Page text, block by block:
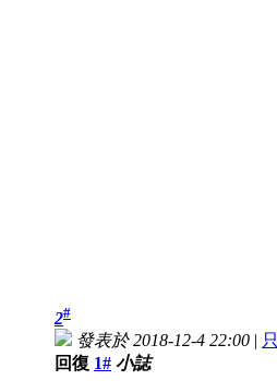
2#
發表於 2018-12-4 22:00 |
回復 1# 小誌